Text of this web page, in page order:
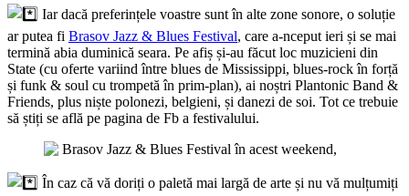
Iar dacă preferințele voastre sunt în alte zone sonore, o soluție
ar putea fi Brasov Jazz & Blues Festival, care a-nceput ieri și se mai
termină abia duminică seara. Pe afiș și-au făcut loc muzicieni din
State (cu oferte variind între blues de Mississippi, blues-rock în forță
și funk & soul cu trompetă în prim-plan), ai noștri Plantonic Band &
Friends, plus niște polonezi, belgieni, și danezi de soi. Tot ce trebuie
să știți se află pe pagina de Fb a festivalului.
În caz că vă doriți o paletă mai largă de arte și nu vă mulțumiți